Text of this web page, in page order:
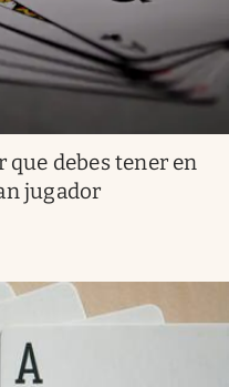
que debes tener en
jugador